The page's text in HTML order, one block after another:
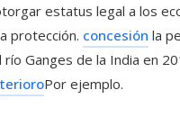
estatus legal a los
protección. concesión la
río Ganges de la India en
Por ejemplo.